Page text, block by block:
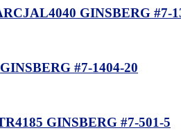
GINSBERG #7-
#7-1404-20
GINSBERG #7-501-5